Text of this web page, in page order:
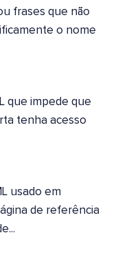
frases que não
o nome
que impede que
tenha acesso
usado em
de referência